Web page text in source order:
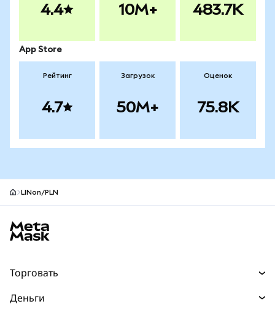
4.4 10M+ 483.7K
App Store
Рейтинг
4.7
Загрузок
50M+
Оценок
75.8K
LINon/PLN
Торговать
Деньги